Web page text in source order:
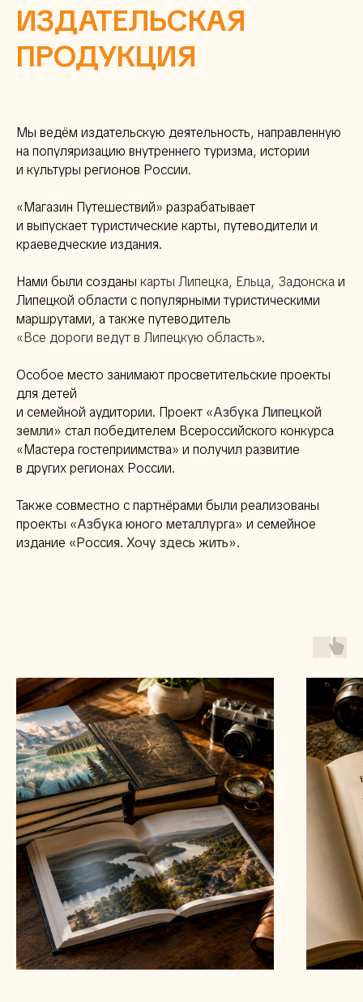
ИЗДАТЕЛЬСКАЯ
ПРОДУКЦИЯ
Мы ведём издательскую деятельность, направленную
на популяризацию внутреннего туризма, истории
и культуры регионов России.
«Магазин Путешествий» разрабатывает
и выпускает туристические карты, путеводители и
краеведческие издания.
Нами были созданы карты Липецка, Ельца, Задонскаи
Липецкой области с популярными туристическими
маршрутами, а также путеводитель
«Все дороги ведут в Липецкую область».
Особое место занимают просветительские проекты
для детей
и семейной аудитории. Проект «Азбука Липецкой
земли» стал победителем Всероссийского конкурса
«Мастера гостеприимства» и получил развитие
в других регионах России.
Также совместно с партнёрами были реализованы
проекты «Азбука юного металлурга» и семейное
издание «Россия. Хочу здесь жить».